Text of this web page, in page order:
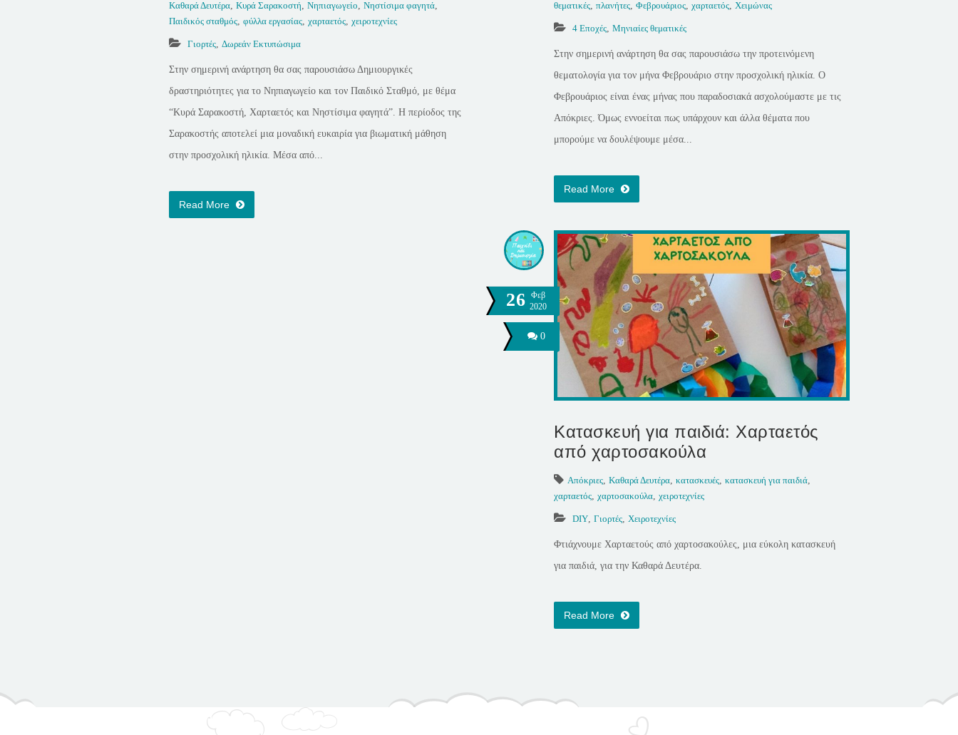
Καθαρά Δευτέρα Κυρά Σαρακοστή Νηπιαγωγείο Νηστίσιμα φαγητά
Παιδικός σταθμός φύλλα εργασίας χαρταετός χειροτεχνίες
Γιορτές Δωρεάν Εκτυπώσιμα
Στην σημερινή ανάρτηση θα σας παρουσιάσω Δημιουργικές
δραστηριότητες για το Νηπιαγωγείο και τον Παιδικό Σταθμό, με θέμα
“Κυρά Σαρακοστή, Χαρταετός και Νηστίσιμα φαγητά”. Η περίοδος της
Σαρακοστής αποτελεί μια μοναδική ευκαιρία για βιωματική μάθηση
στην προσχολική ηλικία. Μέσα από...
Read More
θεματικές πλανήτες Φεβρουάριος χαρταετός Χειμώνας
4 Εποχές Μηνιαίες θεματικές
Στην σημερινή ανάρτηση θα σας παρουσιάσω την προτεινόμενη
θεματολογία για τον μήνα Φεβρουάριο στην προσχολική ηλικία. Ο
Φεβρουάριος είναι ένας μήνας που παραδοσιακά ασχολούμαστε με τις
Απόκριες. Όμως εννοείται πως υπάρχουν και άλλα θέματα που
μπορούμε να δουλέψουμε μέσα...
Read More
26 Φεβ
2020
0
Κατασκευή για παιδιά: Χαρταετός
από χαρτοσακούλα
Απόκριες Καθαρά Δευτέρα κατασκευές κατασκευή για παιδιά
χαρταετός χαρτοσακούλα χειροτεχνίες
DIY Γιορτές Χειροτεχνίες
Φτιάχνουμε Χαρταετούς από χαρτοσακούλες, μια εύκολη κατασκευή
για παιδιά, για την Καθαρά Δευτέρα.
Read More